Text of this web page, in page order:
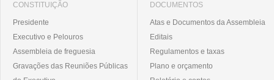
CONSTITUIÇÃO
Presidente
Executivo e Pelouros
Assembleia de freguesia
Gravações das Reuniões Públicas
DOCUMENTOS
Atas e Documentos da Assembleia
Editais
Regulamentos e taxas
Plano e orçamento